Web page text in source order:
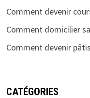
Comment devenir
Comment domicilier
Comment devenir
CATÉGORIES